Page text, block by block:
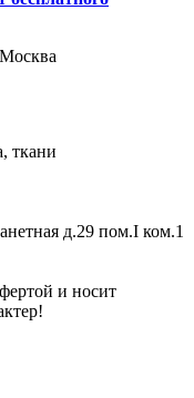
ткани
д.29 пом.I ком.1
и носит